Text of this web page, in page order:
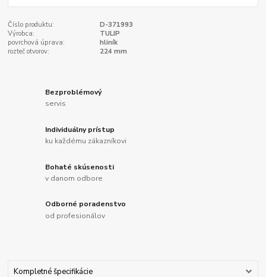
Číslo produktu:
D-371993
Výrobca:
TULIP
povrchová úprava:
hliník
rozteč otvorov:
224 mm
Bezproblémový
servis
Individuálny prístup
ku každému zákazníkovi
Bohaté skúsenosti
v danom odbore
Odborné poradenstvo
od profesionálov
Kompletné špecifikácie